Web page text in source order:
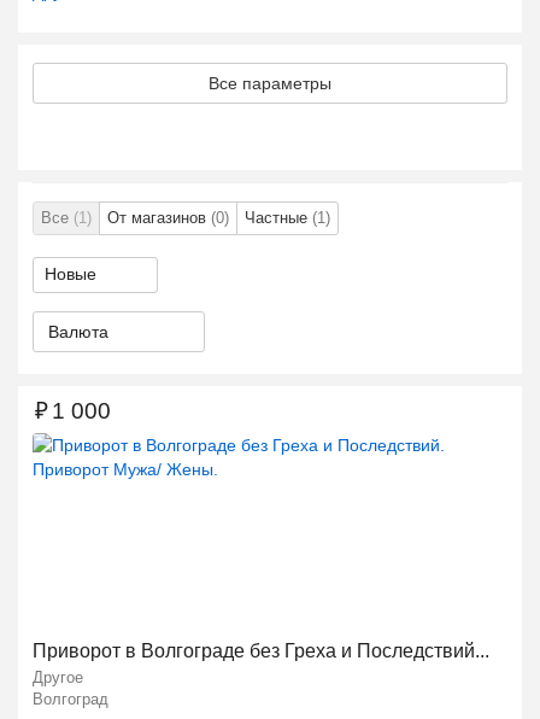
Все параметры
Все (1) От магазинов (0) Частные (1)
Валюта
Приворот в Волгограде без Греха и Последствий...
Другое
Волгоград
₽1 000